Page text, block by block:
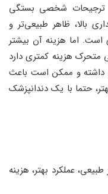
ترجیحات شخصی بستگی
بالا، ظاهر طبیعی‌تر و
است. اما هزینه آن بیشتر
متحرک هزینه کمتری دارد
داشته و ممکن است باعث
حتما با یک دندانپزشک
عملکرد بهتر، هزینه